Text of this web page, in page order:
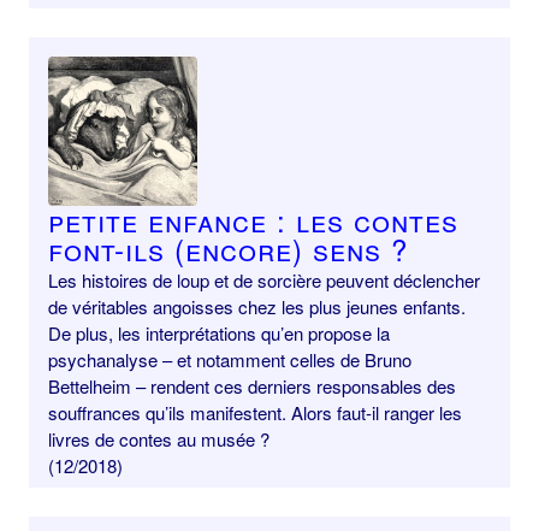
Petite enfance : les contes
font-ils (encore) sens ?
Les histoires de loup et de sorcière peuvent déclencher
de véritables angoisses chez les plus jeunes enfants.
De plus, les interprétations qu’en propose la
psychanalyse – et notamment celles de Bruno
Bettelheim – rendent ces derniers responsables des
souffrances qu’ils manifestent. Alors faut-il ranger les
livres de contes au musée ?
(12/2018)